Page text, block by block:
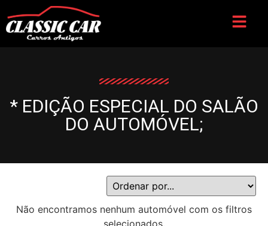
* EDIÇÃO ESPECIAL DO SALÃO
DO AUTOMÓVEL;
Não encontramos nenhum automóvel com os filtros
selecionados.